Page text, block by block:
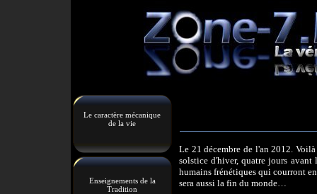
Le caractère mécanique
de la vie
Enseignements de la
Tradition
Le 21 décembre de l'an 2012.
solstice d'hiver, quatre jours avant
humains frénétiques qui courront
sera aussi la fin du monde…